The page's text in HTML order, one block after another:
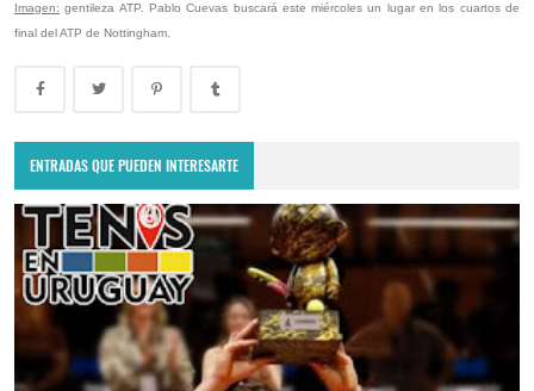
Imagen: gentileza ATP. Pablo Cuevas buscará este miércoles un lugar en los cuartos de
final del ATP de Nottingham.
ENTRADAS QUE PUEDEN INTERESARTE